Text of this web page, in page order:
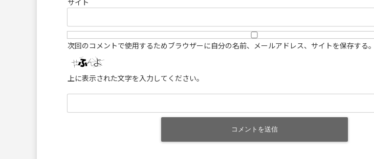
サイト
次回のコメントで使用するためブラウザーに自分の名前、メールアドレス、サイトを保存する。
上に表示された文字を入力してください。